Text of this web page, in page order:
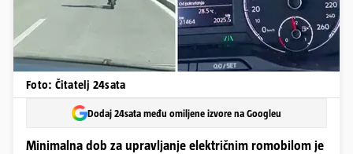
Foto: Čitatelj 24sata
Dodaj 24sata među omiljene izvore na Googleu
Minimalna dob za upravljanje električnim romobilom je